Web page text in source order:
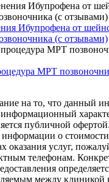
Ибупрофена от
(с отзывами)
МРТ
на то, что данный
публичной
о
оказания услуг,
телефонам.
между клиникой